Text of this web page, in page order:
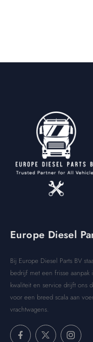
Europe Diesel
Bij Europe Diesel Parts BV
bedrijf met een frisse
kwaliteit en service drijft ons
voor een breed scala aan
vrachtwagens.